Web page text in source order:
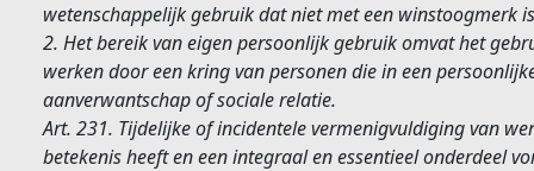
wetenschappelijk gebruik dat niet met een winstoogmerk
2. Het bereik van eigen persoonlijk gebruik omvat het
werken door een kring van personen die in een
aanverwantschap of sociale relatie.
Art. 231. Tijdelijke of incidentele vermenigvuldiging van
betekenis heeft en een integraal en essentieel onderdeel